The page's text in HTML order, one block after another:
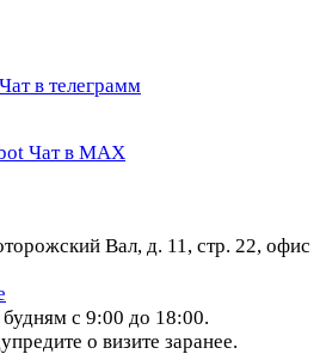
Чат в телеграмм
Чат в МАХ
Вал, д. 11, стр. 22, офис
с 9:00 до 18:00.
о визите заранее.